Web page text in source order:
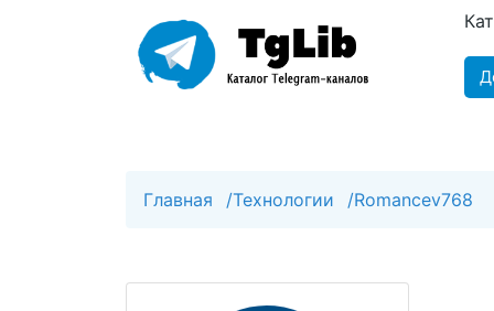
Главная /Технологии /Romancev768